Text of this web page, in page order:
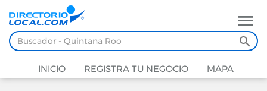
INICIO REGISTRA TU NEGOCIO MAPA